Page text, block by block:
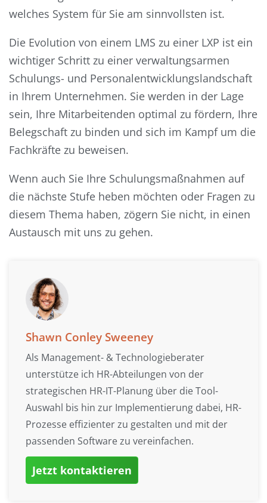
welches System für Sie am sinnvollsten ist.
Die Evolution von einem LMS zu einer LXP ist ein
wichtiger Schritt zu einer verwaltungsarmen
Schulungs- und Personalentwicklungslandschaft
in Ihrem Unternehmen. Sie werden in der Lage
sein, Ihre Mitarbeitenden optimal zu fördern, Ihre
Belegschaft zu binden und sich im Kampf um die
Fachkräfte zu beweisen.
Wenn auch Sie Ihre Schulungsmaßnahmen auf
die nächste Stufe heben möchten oder Fragen zu
diesem Thema haben, zögern Sie nicht, in einen
Austausch mit uns zu gehen.
Shawn Conley Sweeney
Als Management- & Technologieberater
unterstütze ich HR-Abteilungen von der
strategischen HR-IT-Planung über die Tool-
Auswahl bis hin zur Implementierung dabei, HR-
Prozesse effizienter zu gestalten und mit der
passenden Software zu vereinfachen.
Jetzt kontaktieren